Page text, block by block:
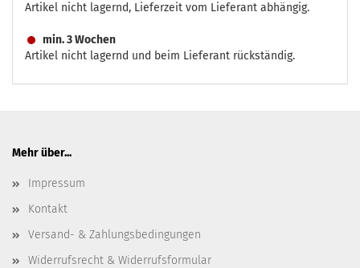
Artikel nicht lagernd, Lieferzeit vom Lieferant abhängig.
min. 3 Wochen
Artikel nicht lagernd und beim Lieferant rückständig.
Mehr über...
Impressum
Kontakt
Versand- & Zahlungsbedingungen
Widerrufsrecht & Widerrufsformular